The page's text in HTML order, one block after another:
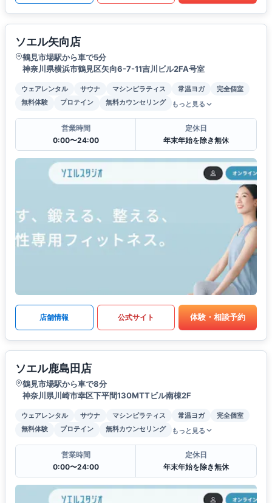
ソエル矢向店
鶴見市場駅から車で5分
神奈川県横浜市鶴見区矢向6-7-11吉川ビル2FA号室
ウェアレンタル サウナ マシンピラティス 常温ヨガ
完全個室
無料体験
プロテイン 無料カウンセリング もっと見る
営業時間
0:00〜24:00
定休日
年末年始を除き無休
店舗情報 公式サイト 体験・相談予約
ソエル鹿島田店
鶴見市場駅から車で8分
神奈川県川崎市幸区下平間130MTTビル南棟2F
ウェアレンタル サウナ マシンピラティス 常温ヨガ
完全個室
無料体験
プロテイン 無料カウンセリング もっと見る
営業時間
0:00〜24:00
定休日
年末年始を除き無休